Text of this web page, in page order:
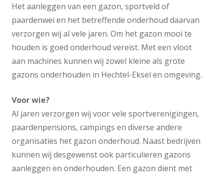
Het aanleggen van een gazon, sportveld of
paardenwei en het betreffende onderhoud daarvan
verzorgen wij al vele jaren. Om het gazon mooi te
houden is goed onderhoud vereist. Met een vloot
aan machines kunnen wij zowel kleine als grote
gazons onderhouden in Hechtel-Eksel en omgeving.
Voor wie?
Al jaren verzorgen wij voor vele sportverenigingen,
paardenpensions, campings en diverse andere
organisaties het gazon onderhoud. Naast bedrijven
kunnen wij desgewenst ook particulieren gazons
aanleggen en onderhouden. Een gazon dient met